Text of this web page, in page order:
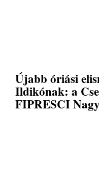
Újabb óriási
Ildikónak: a
FIPRESCI